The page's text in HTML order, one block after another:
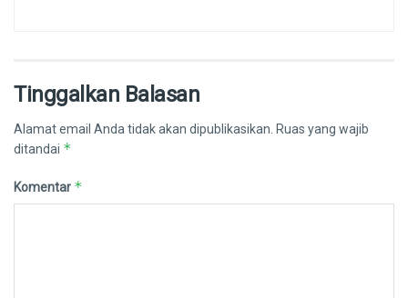
Tinggalkan Balasan
Alamat email Anda tidak akan dipublikasikan. Ruas yang wajib
ditandai *
Komentar *